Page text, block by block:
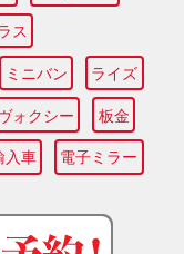
ス
ミニバン ライズ
ォクシー 板金
入車 電子ミラー